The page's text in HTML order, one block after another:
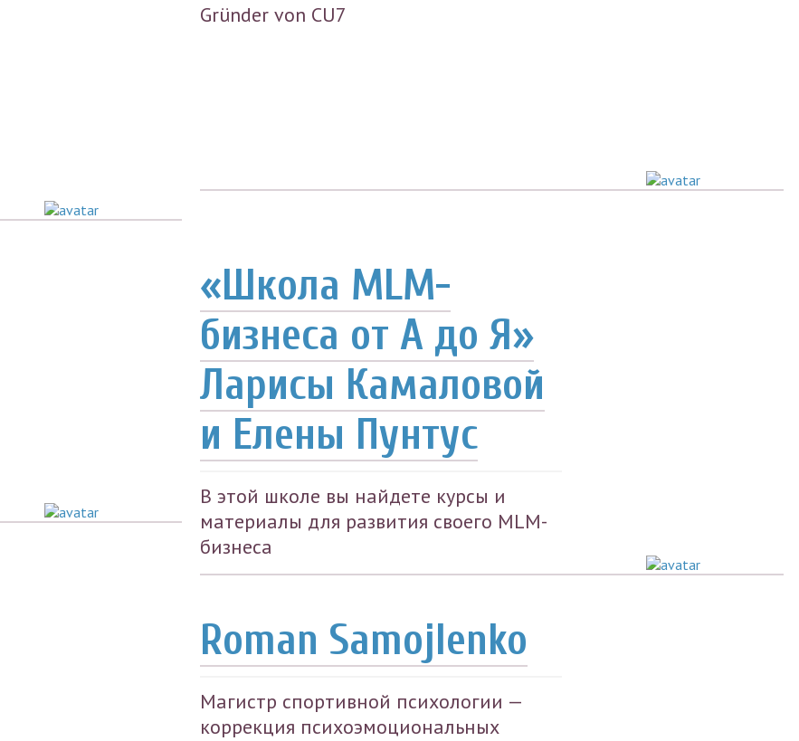
Gründer von CU7
«Школа MLM-
бизнеса от А до Я»
Ларисы Камаловой
и Елены Пунтус
В этой школе вы найдете курсы и
материалы для развития своего MLM-
бизнеса
Roman Samojlenko
Магистр спортивной психологии —
коррекция психоэмоциональных